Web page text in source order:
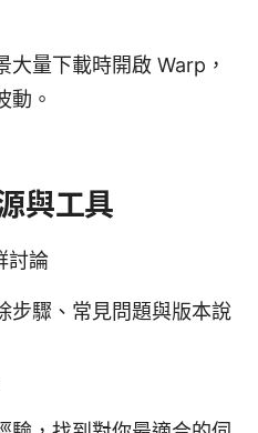
大量下載時開啟 Warp，
動。
與工具
討論
步驟、常見問題與版本說